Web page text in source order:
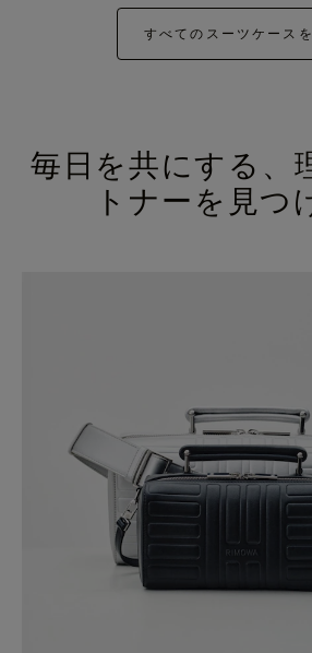
すべてのスーツケース
毎日を共にする、
トナーを見つ